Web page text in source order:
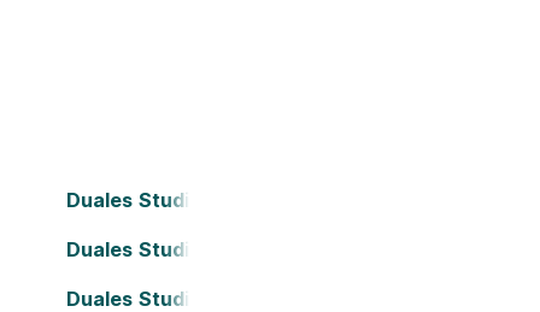
Duales Studium Bielefeld
Duales Studium Darmstadt
Duales Studium Frankfurt am